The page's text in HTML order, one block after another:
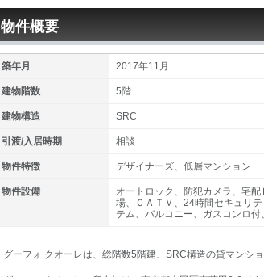
物件概要
築年月 2017年11月
建物階数 5階
建物構造 SRC
引渡/入居時期 相談
物件特徴 デザイナーズ、低層マンション
物件設備
オートロック、防犯カメラ、宅
場、ＣＡＴＶ、24時間セキュリ
テム、バルコニー、ガスコンロ
グーフォ クオーレは、総階数5階建、SRC構造の貸マンシ